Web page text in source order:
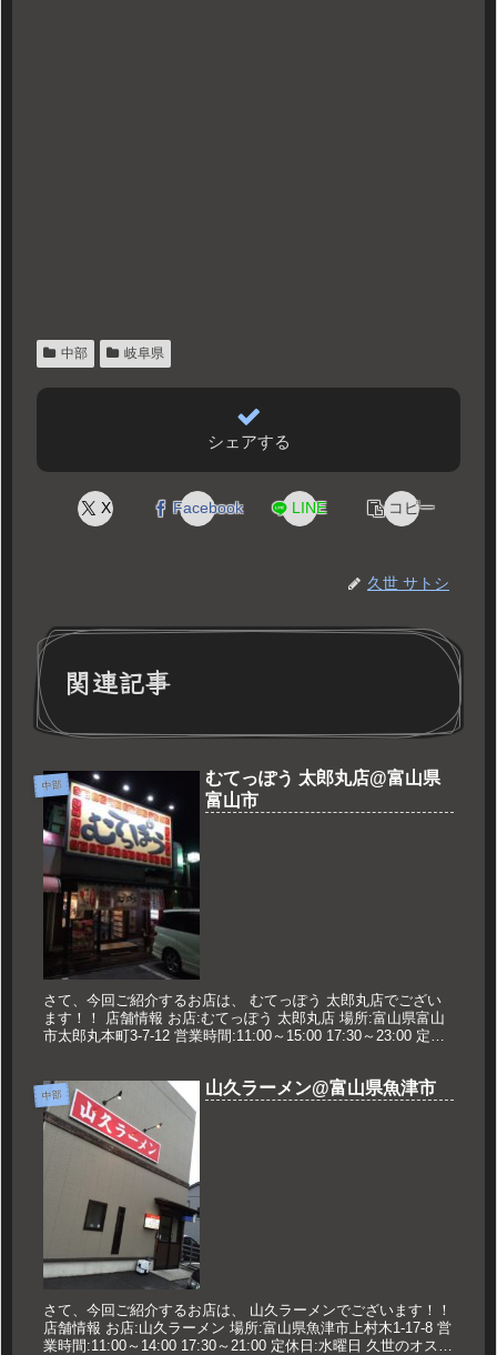
中部 岐阜県
シェアする
X Facebook LINE コピー
久世 サトシ
関連記事
中部
むてっぽう 太郎丸店@富山県
富山市
さて、今回ご紹介するお店は、 むてっぽう 太郎丸店でござい
ます！！ 店舗情報 お店:むてっぽう 太郎丸店 場所:富山県富山
市太郎丸本町3-7-12 営業時間:11:00～15:00 17:30～23:00 定休
中部 山久ラーメン@富山県魚津市
さて、今回ご紹介するお店は、 山久ラーメンでございます！！
店舗情報 お店:山久ラーメン 場所:富山県魚津市上村木1-17-8 営
業時間:11:00～14:00 17:30～21:00 定休日:水曜日 久世のオスス